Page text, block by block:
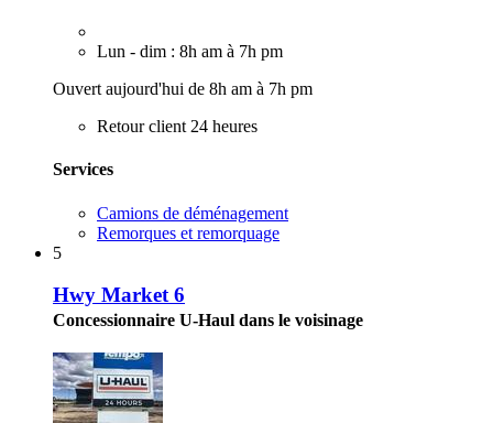
Lun - dim : 8h am à 7h pm
Ouvert aujourd'hui de 8h am à 7h pm
Retour client 24 heures
Services
Camions de déménagement
Remorques et remorquage
5
Hwy Market 6
Concessionnaire U-Haul dans le voisinage